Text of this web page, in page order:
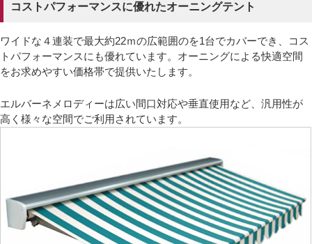
コストパフォーマンスに優れたオーニングテント
ワイドな４連装で最大約22ｍの広範囲のを1台でカバーでき、コス
トパフォーマンスにも優れています。オーニングによる快適空間
をお求めやすい価格帯で提供いたします。
エルバーネメロディーは広い間口対応や垂直使用など、汎用性が
高く様々な空間でご利用されています。